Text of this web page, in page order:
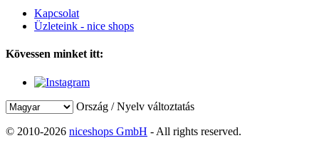
Kapcsolat
Üzleteink - nice shops
Kövessen minket itt:
Ország / Nyelv változtatás
© 2010-2026 niceshops GmbH - All rights reserved.